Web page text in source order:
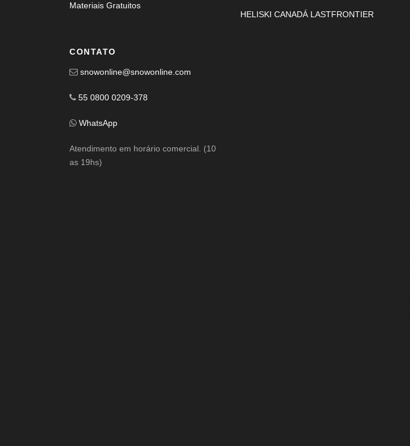
Materiais Gratuitos
CONTATO
snowonline@snowonline.com
55 0800 0209-378
WhatsApp
Atendimento em horário comercial. (10
as 19hs)
HELISKI CANADÁ LASTFRONTIER